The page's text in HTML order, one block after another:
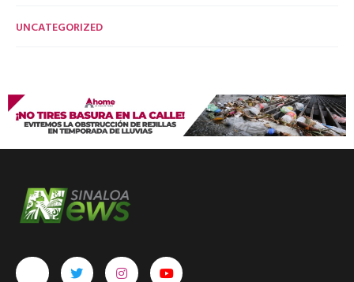
UNCATEGORIZED